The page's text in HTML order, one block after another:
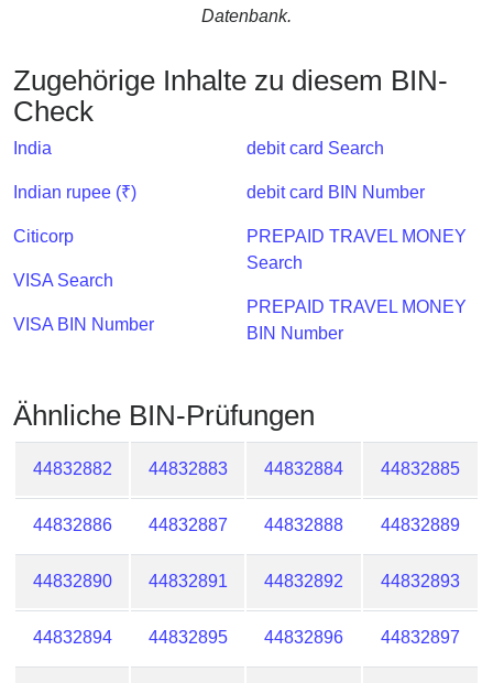
IP
BIN
Checker
/
Validator
Datenbank.
Zugehörige Inhalte zu diesem BIN-
Check
India
Indian rupee (₹)
Citicorp
VISA Search
VISA BIN Number
debit card Search
debit card BIN Number
PREPAID TRAVEL MONEY
Search
PREPAID TRAVEL MONEY
BIN Number
Ähnliche BIN-Prüfungen
44832882 44832883 44832884 44832885
44832886 44832887 44832888 44832889
44832890 44832891 44832892 44832893
44832894 44832895 44832896 44832897